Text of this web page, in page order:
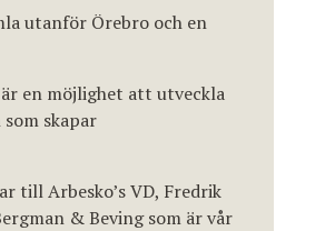
utanför Örebro och en
en möjlighet att utveckla
skapar
till Arbesko’s VD, Fredrik
& Beving som är vår